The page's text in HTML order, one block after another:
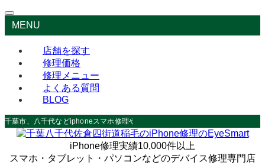
MENU
店舗を探す
修理価格
修理メニュー
よくある質問
BLOG
千葉市、八千代などiphoneスマホ修理やデータ救出なら
iPhone修理実績10,000件以上
スマホ・タブレット・パソコンなどのデバイス修理専門店